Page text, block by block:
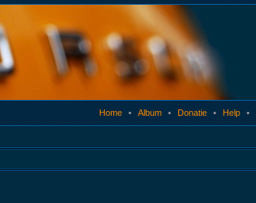
Home • Album • Donatie • Help •